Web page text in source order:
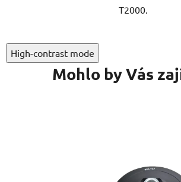
T2000.
High-contrast mode
Mohlo by Vás